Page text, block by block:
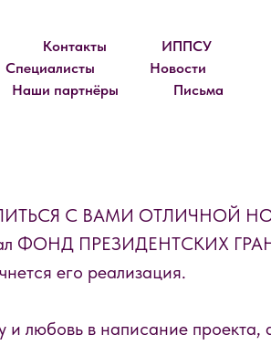
Контакты
ИППСУ
Специалисты
Новости
Наши партнёры Письма
С ВАМИ ОТЛИЧНОЙ
ФОНД ПРЕЗИДЕНТСКИХ
его реализация.
любовь в написание